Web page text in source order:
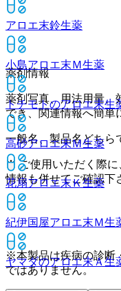
アロエ末鈴生薬
小島アロエ末Ｍ生薬
トチモトのアロエ末生
高砂アロエ末Ｍ生薬
花扇アロエ末Ｋ生薬
紀伊国屋アロエ末Ｍ生
ヤマダのアロエ末Ａ生
薬剤情報
薬剤写真、用法用量、
でき、関連情報へ簡単
一般名、製品名どちら
※ ご使用いただく際
情報も併せてご確認下
※本製品は疾病の診断
ではありません。